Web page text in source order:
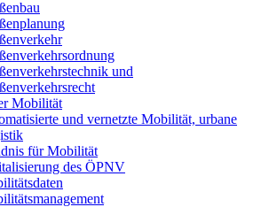
und
Mobilität
und vernetzte Mobilität, urbane
für Mobilität
des ÖPNV